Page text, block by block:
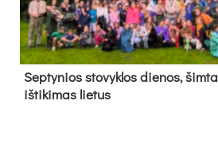
Sep­ty­nios sto­vyk­los die­nos,
iš­ti­ki­mas lie­tus